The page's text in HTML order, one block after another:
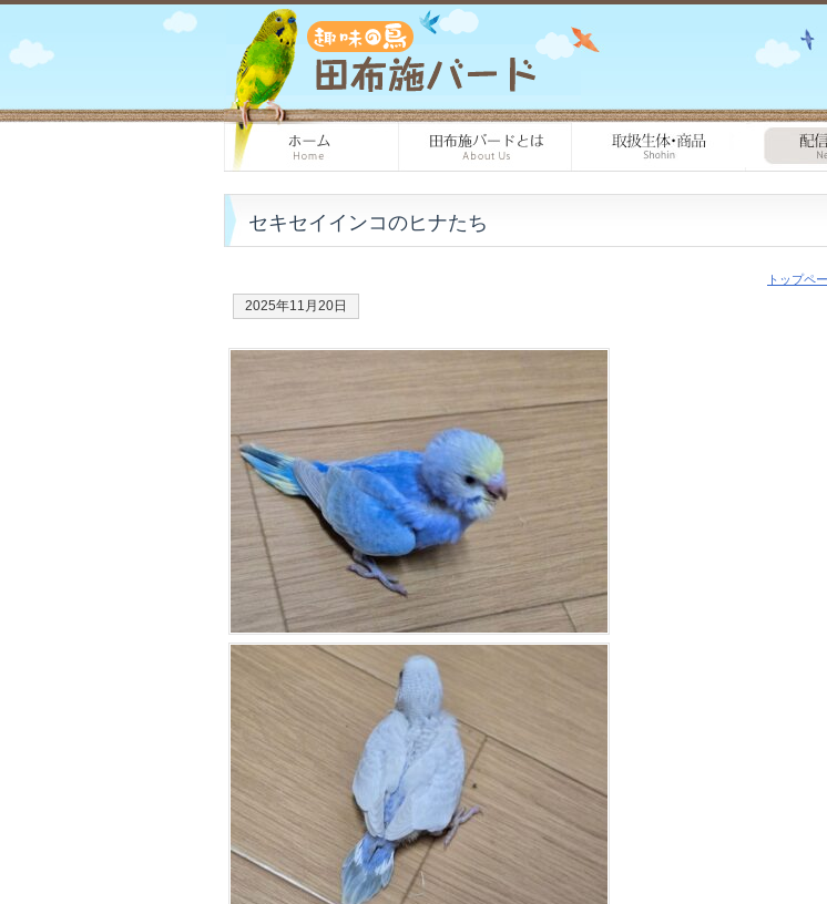
セキセイインコのヒナたち
トップペ
2025年11月20日